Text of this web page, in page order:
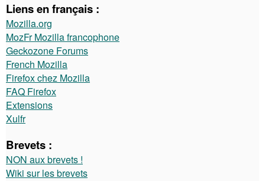
Liens en français :
Mozilla.org
MozFr Mozilla francophone
Geckozone Forums
French Mozilla
Firefox chez Mozilla
FAQ Firefox
Extensions
Xulfr
Brevets :
NON aux brevets !
Wiki sur les brevets